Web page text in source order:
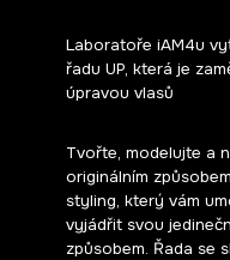
Laboratoře iAM4u
řadu UP, která je
úpravou vlasů
Tvořte, modelujte a
originálním
styling, který vám
vyjádřit svou
způsobem. Řada se